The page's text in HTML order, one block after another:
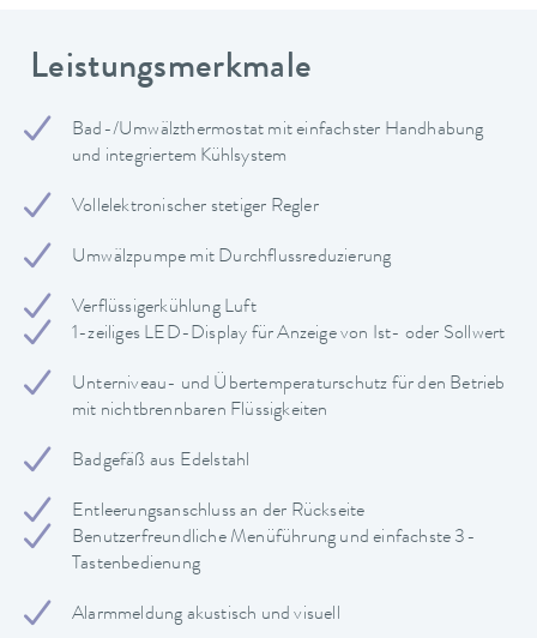
Leistungsmerkmale
Bad-/Umwälzthermostat mit einfachster Handhabung
und integriertem Kühlsystem
Vollelektronischer stetiger Regler
Umwälzpumpe mit Durchflussreduzierung
Verflüssigerkühlung Luft
1-zeiliges LED-Display für Anzeige von Ist- oder Sollwert
Unterniveau- und Übertemperaturschutz für den Betrieb
mit nichtbrennbaren Flüssigkeiten
Badgefäß aus Edelstahl
Entleerungsanschluss an der Rückseite
Benutzerfreundliche Menüführung und einfachste 3-
Tastenbedienung
Alarmmeldung akustisch und visuell